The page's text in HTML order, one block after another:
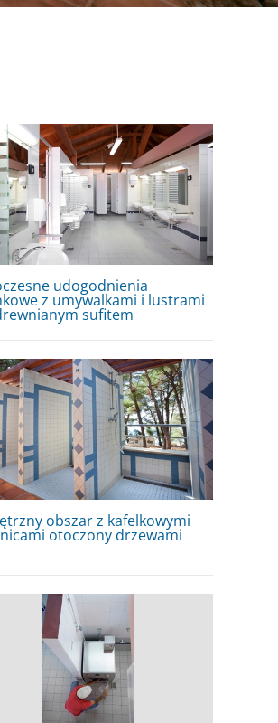
udogodnienia
z umywalkami i lustrami
sufitem
obszar z kafelkowymi
otoczony drzewami